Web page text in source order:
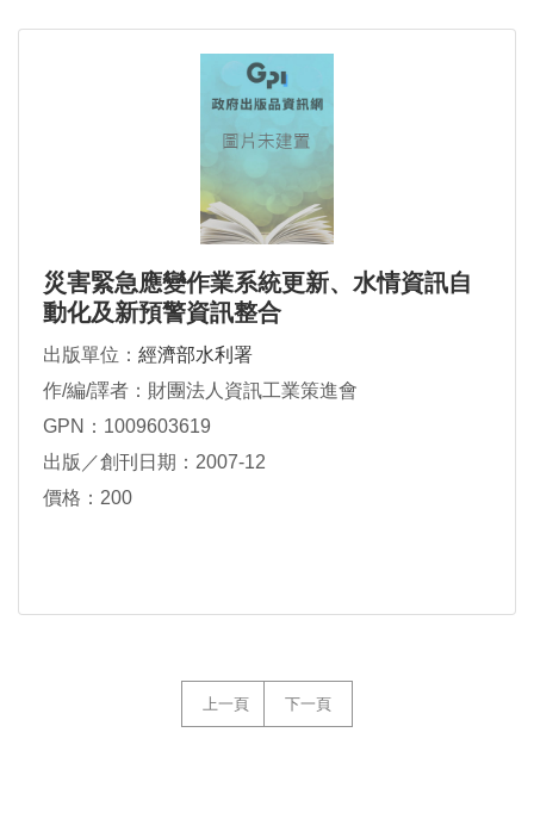
災害緊急應變作業系統更新、水情資訊自
動化及新預警資訊整合
出版單位： 經濟部水利署
作/編/譯者：財團法人資訊工業策進會
GPN：1009603619
出版／創刊日期：2007-12
價格：200
上一頁 下一頁